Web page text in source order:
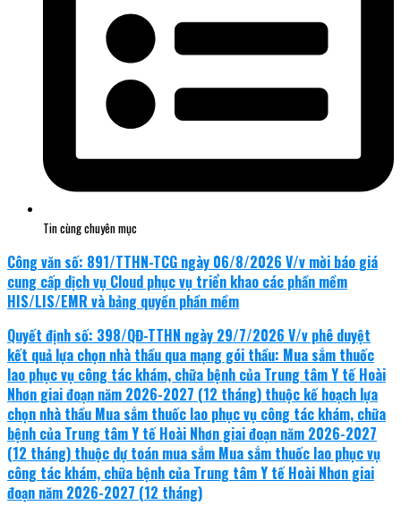
Tin cùng chuyên mục
Công văn số: 891/TTHN-TCG ngày 06/8/2026 V/v mời báo giá
cung cấp dịch vụ Cloud phục vụ triển khao các phần mềm
HIS/LIS/EMR và bảng quyền phần mềm
Quyết định số: 398/QĐ-TTHN ngày 29/7/2026 V/v phê duyệt
kết quả lựa chọn nhà thầu qua mạng gói thầu: Mua sắm thuốc
lao phục vụ công tác khám, chữa bệnh của Trung tâm Y tế Hoài
Nhơn giai đoạn năm 2026-2027 (12 tháng) thuộc kế hoạch lựa
chọn nhà thầu Mua sắm thuốc lao phục vụ công tác khám, chữa
bệnh của Trung tâm Y tế Hoài Nhơn giai đoạn năm 2026-2027
(12 tháng) thuộc dự toán mua sắm Mua sắm thuốc lao phục vụ
công tác khám, chữa bệnh của Trung tâm Y tế Hoài Nhơn giai
đoạn năm 2026-2027 (12 tháng)